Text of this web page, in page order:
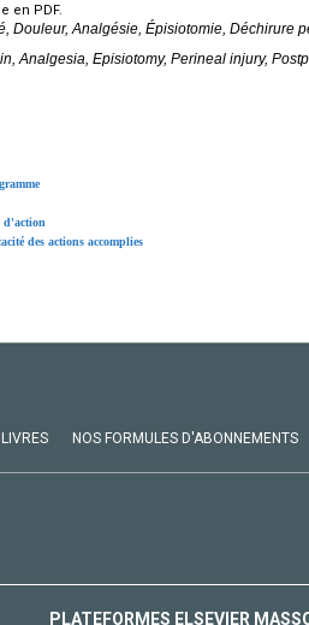
en PDF.
Douleur, Analgésie, Épisiotomie, Déchirure
Analgesia, Episiotomy, Perineal injury,
d'action
des actions accomplies
LIVRES NOS FORMULES D'ABONNEMENTS
PLATEFORMES ELSEVIER